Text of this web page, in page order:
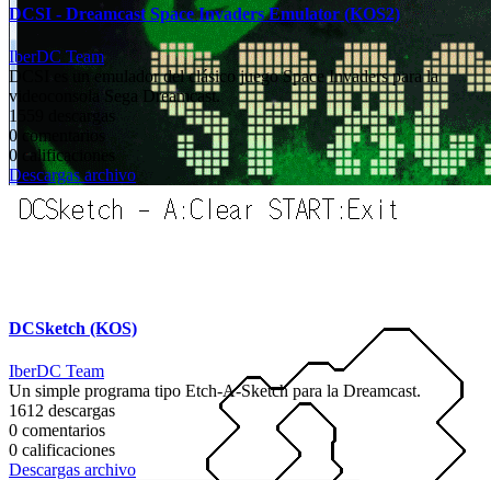
DCSI - Dreamcast Space Invaders Emulator (KOS2)
IberDC Team
DCSI es un emulador del clásico juego Space Invaders para la
videoconsola Sega Dreamcast.
1559 descargas
0 comentarios
0 calificaciones
Descargas archivo
DCSketch (KOS)
IberDC Team
Un simple programa tipo Etch-A-Sketch para la Dreamcast.
1612 descargas
0 comentarios
0 calificaciones
Descargas archivo